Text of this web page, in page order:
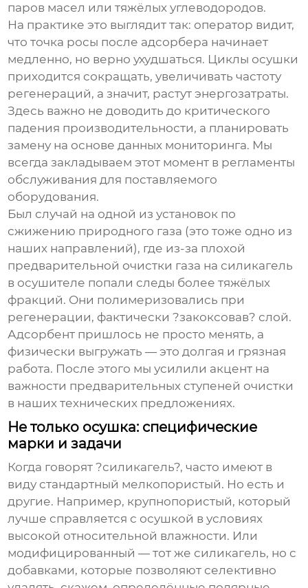
паров масел или тяжёлых углеводородов.
На практике это выглядит так: оператор видит,
что точка росы после адсорбера начинает
медленно, но верно ухудшаться. Циклы осушки
приходится сокращать, увеличивать частоту
регенераций, а значит, растут энергозатраты.
Здесь важно не доводить до критического
падения производительности, а планировать
замену на основе данных мониторинга. Мы
всегда закладываем этот момент в регламенты
обслуживания для поставляемого
оборудования.
Был случай на одной из установок по
сжижению природного газа (это тоже одно из
наших направлений), где из-за плохой
предварительной очистки газа на силикагель
в осушителе попали следы более тяжёлых
фракций. Они полимеризовались при
регенерации, фактически ?закоксовав? слой.
Адсорбент пришлось не просто менять, а
физически выгружать — это долгая и грязная
работа. После этого мы усилили акцент на
важности предварительных ступеней очистки
в наших технических предложениях.
Не только осушка: специфические
марки и задачи
Когда говорят ?силикагель?, часто имеют в
виду стандартный мелкопористый. Но есть и
другие. Например, крупнопористый, который
лучше справляется с осушкой в условиях
высокой относительной влажности. Или
модифицированный — тот же силикагель, но с
добавками, которые позволяют селективно